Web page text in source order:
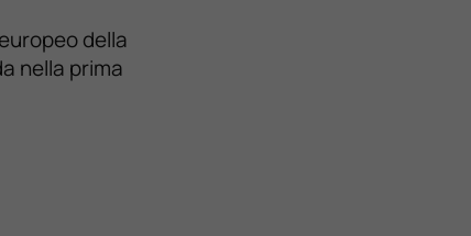
della
nella prima